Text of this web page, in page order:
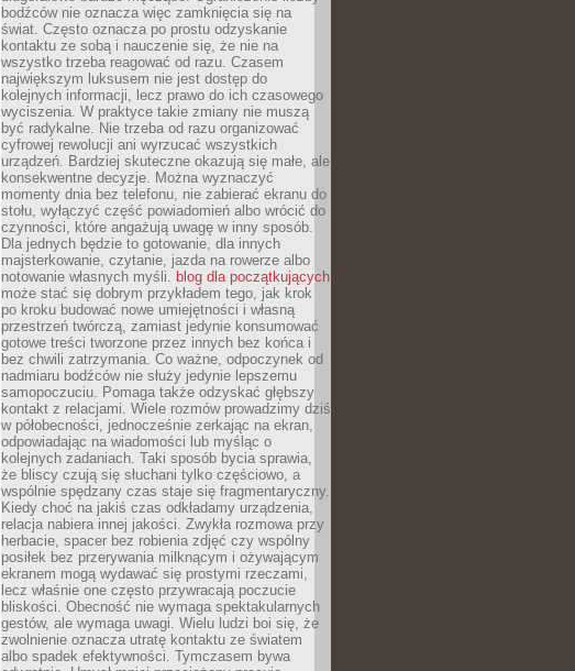
bodźców nie oznacza więc zamknięcia się na
świat. Często oznacza po prostu odzyskanie
kontaktu ze sobą i nauczenie się, że nie na
wszystko trzeba reagować od razu. Czasem
największym luksusem nie jest dostęp do
kolejnych informacji, lecz prawo do ich czasowego
wyciszenia. W praktyce takie zmiany nie muszą
być radykalne. Nie trzeba od razu organizować
cyfrowej rewolucji ani wyrzucać wszystkich
urządzeń. Bardziej skuteczne okazują się małe, ale
konsekwentne decyzje. Można wyznaczyć
momenty dnia bez telefonu, nie zabierać ekranu do
stołu, wyłączyć część powiadomień albo wrócić do
czynności, które angażują uwagę w inny sposób.
Dla jednych będzie to gotowanie, dla innych
majsterkowanie, czytanie, jazda na rowerze albo
notowanie własnych myśli. blog dla początkujących
może stać się dobrym przykładem tego, jak krok
po kroku budować nowe umiejętności i własną
przestrzeń twórczą, zamiast jedynie konsumować
gotowe treści tworzone przez innych bez końca i
bez chwili zatrzymania. Co ważne, odpoczynek od
nadmiaru bodźców nie służy jedynie lepszemu
samopoczuciu. Pomaga także odzyskać głębszy
kontakt z relacjami. Wiele rozmów prowadzimy dziś
w półobecności, jednocześnie zerkając na ekran,
odpowiadając na wiadomości lub myśląc o
kolejnych zadaniach. Taki sposób bycia sprawia,
że bliscy czują się słuchani tylko częściowo, a
wspólnie spędzany czas staje się fragmentaryczny.
Kiedy choć na jakiś czas odkładamy urządzenia,
relacja nabiera innej jakości. Zwykła rozmowa przy
herbacie, spacer bez robienia zdjęć czy wspólny
posiłek bez przerywania milknącym i ożywającym
ekranem mogą wydawać się prostymi rzeczami,
lecz właśnie one często przywracają poczucie
bliskości. Obecność nie wymaga spektakularnych
gestów, ale wymaga uwagi. Wielu ludzi boi się, że
zwolnienie oznacza utratę kontaktu ze światem
albo spadek efektywności. Tymczasem bywa